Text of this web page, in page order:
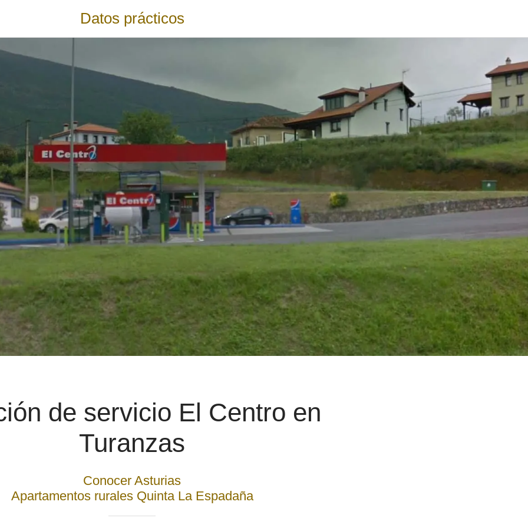
Datos prácticos
de servicio El Centro en
Turanzas
Conocer Asturias
Apartamentos rurales Quinta La Espadaña